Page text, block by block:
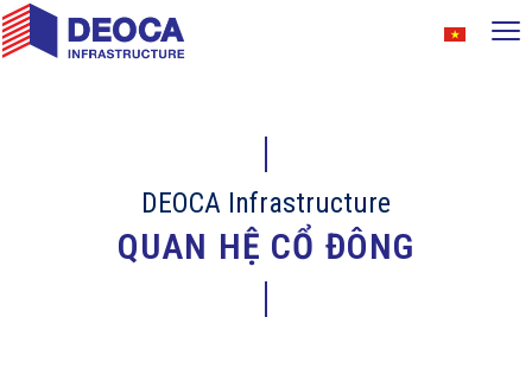
DEOCA Infrastructure
QUAN HỆ CỔ ĐÔNG